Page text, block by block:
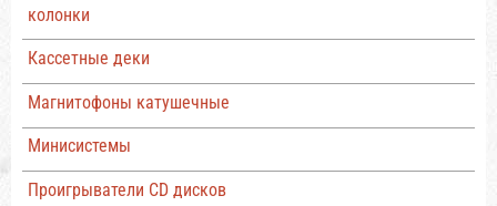
колонки
Кассетные деки
Магнитофоны катушечные
Минисистемы
Проигрыватели CD дисков